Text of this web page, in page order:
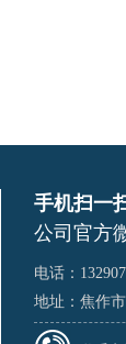
手机扫一
公司官方
电话：
地址：焦作